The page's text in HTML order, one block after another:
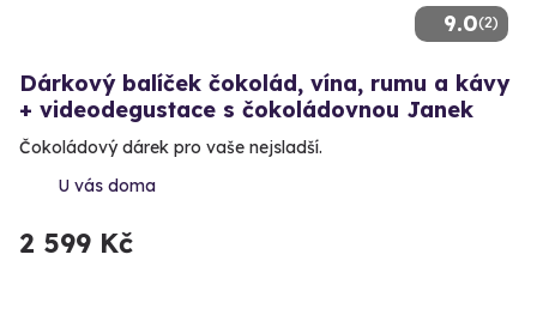
9.0(2)
Dárkový balíček čokolád, vína, rumu a kávy
+ videodegustace s čokoládovnou Janek
Čokoládový dárek pro vaše nejsladší.
U vás doma
2 599 Kč